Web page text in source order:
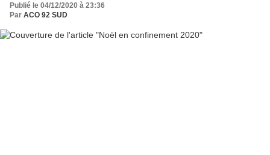
Publié le 04/12/2020 à 23:36
Par ACO 92 SUD